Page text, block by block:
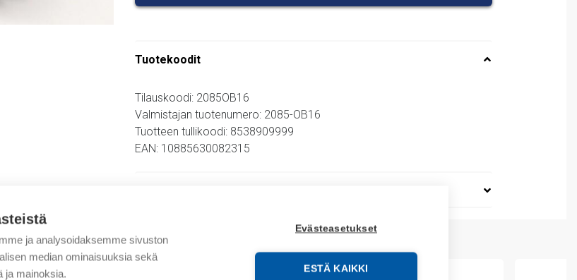
ja analysoidaksemme sivuston
median ominaisuuksia sekä
ja mainoksia.
Evästeasetukset
ESTÄ KAIKKI
Tuotekoodit
Tilauskoodi: 2085OB16
Valmistajan tuotenumero: 2085-OB16
Tuotteen tullikoodi: 8538909999
EAN: 10885630082315